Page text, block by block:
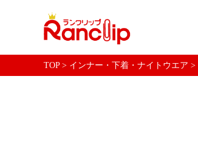
TOP> インナー・下着・ナイトウエア >